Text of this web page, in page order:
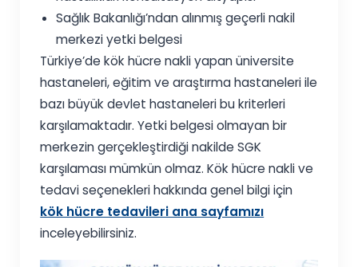
Sağlık Bakanlığı’ndan alınmış geçerli nakil
merkezi yetki belgesi
Türkiye’de kök hücre nakli yapan üniversite
hastaneleri, eğitim ve araştırma hastaneleri ile
bazı büyük devlet hastaneleri bu kriterleri
karşılamaktadır. Yetki belgesi olmayan bir
merkezin gerçekleştirdiği nakilde SGK
karşılaması mümkün olmaz. Kök hücre nakli ve
tedavi seçenekleri hakkında genel bilgi için
kök hücre tedavileri ana sayfamızı
inceleyebilirsiniz.